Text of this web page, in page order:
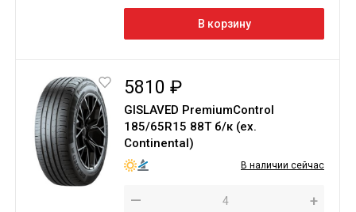
В корзину
5810 ₽
GISLAVED PremiumControl
185/65R15 88T б/к (ex.
Continental)
В наличии сейчас
— +